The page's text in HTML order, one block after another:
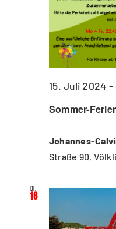
Sommer-
15. Juli 2024 -
Johannes-
Straße 90,
Di.
16